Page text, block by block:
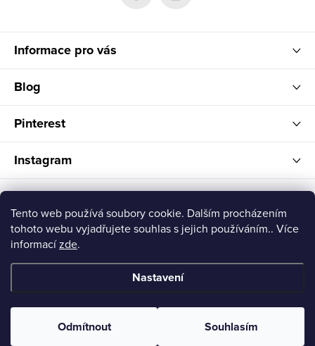
Tento web používá soubory cookie. Dalším procházením
tohoto webu vyjadřujete souhlas s jejich používáním.. Více
informacízde.
Nastavení
Odmítnout Souhlasím
Informace pro vás
Blog
Pinterest
Instagram
Copyright 2026Feliti shop. Všechna práva vyhrazena.